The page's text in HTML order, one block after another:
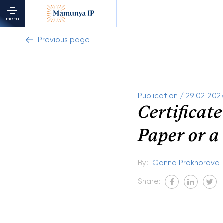
menu
Previous page
Publication / 29 02
Paper or
By: Ganna Prokhorova
Share: